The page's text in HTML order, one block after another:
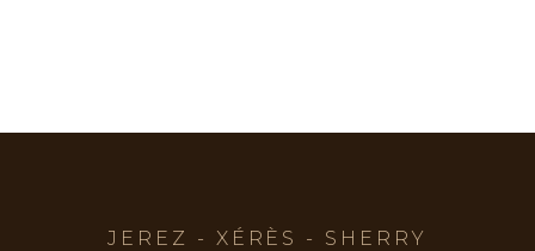
JEREZ - XÉRÈS - SHERRY